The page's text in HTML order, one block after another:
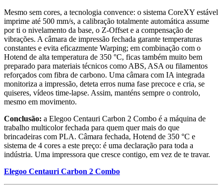
Mesmo sem cores, a tecnologia convence: o sistema CoreXY estável
imprime até 500 mm/s, a calibração totalmente automática assume
por ti o nivelamento da base, o Z-Offset e a compensação de
vibrações. A câmara de impressão fechada garante temperaturas
constantes e evita eficazmente Warping; em combinação com o
Hotend de alta temperatura de 350 °C, ficas também muito bem
preparado para materiais técnicos como ABS, ASA ou filamentos
reforçados com fibra de carbono. Uma câmara com IA integrada
monitoriza a impressão, deteta erros numa fase precoce e cria, se
quiseres, vídeos time-lapse. Assim, manténs sempre o controlo,
mesmo em movimento.
Conclusão: a Elegoo Centauri Carbon 2 Combo é a máquina de
trabalho multicolor fechada para quem quer mais do que
brincadeiras com PLA. Câmara fechada, Hotend de 350 °C e
sistema de 4 cores a este preço: é uma declaração para toda a
indústria. Uma impressora que cresce contigo, em vez de te travar.
Elegoo Centauri Carbon 2 Combo